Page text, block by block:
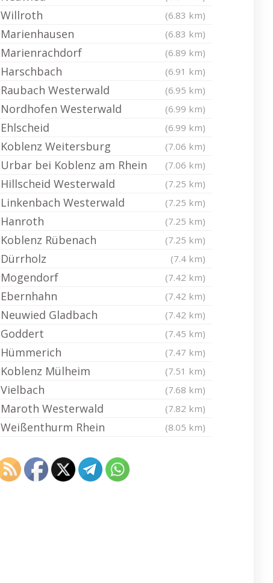
Willroth (6.83 km)
Marienhausen (6.83 km)
Marienrachdorf (6.89 km)
Harschbach (6.91 km)
Raubach Westerwald (6.95 km)
Nordhofen Westerwald (6.99 km)
Ehlscheid (6.99 km)
Koblenz Weitersburg (7.06 km)
Urbar bei Koblenz am Rhein (7.06 km)
Hillscheid Westerwald (7.25 km)
Linkenbach Westerwald (7.25 km)
Hanroth (7.25 km)
Koblenz Rübenach (7.25 km)
Dürrholz (7.4 km)
Mogendorf (7.42 km)
Ebernhahn (7.42 km)
Neuwied Gladbach (7.42 km)
Goddert (7.45 km)
Hümmerich (7.47 km)
Koblenz Mülheim (7.51 km)
Vielbach (7.68 km)
Maroth Westerwald (7.82 km)
Weißenthurm Rhein (8.05 km)